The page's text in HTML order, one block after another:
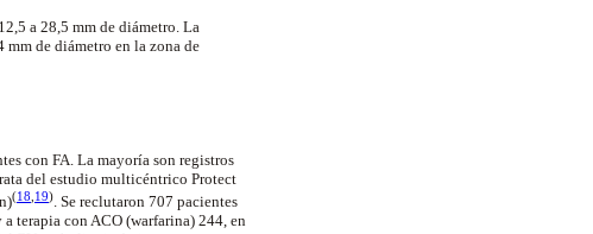
a 28,5 mm de diámetro. La
mm de diámetro en la zona de
con FA. La mayoría son registros
del estudio multicéntrico Protect
)(18 19). Se reclutaron 707 pacientes
terapia con ACO (warfarina) 244, en